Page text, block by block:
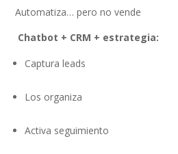
Automatiza… pero no vende
Chatbot + CRM + estrategia:
Captura leads
Los organiza
Activa seguimiento